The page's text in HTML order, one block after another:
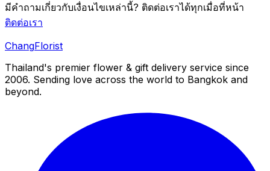
มีคำถามเกี่ยวกับเงื่อนไขเหล่านี้? ติดต่อเราได้ทุกเมื่อที่หน้า
ติดต่อเรา
ChangFlorist
Thailand's premier flower & gift delivery service since
2006. Sending love across the world to Bangkok and
beyond.